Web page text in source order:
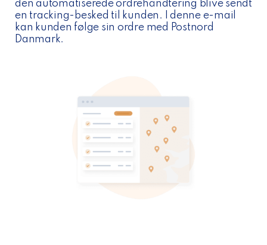
den automatiserede ordrehåndtering blive sendt
en tracking-besked til kunden. I denne e-mail
kan kunden følge sin ordre med Postnord
Danmark.